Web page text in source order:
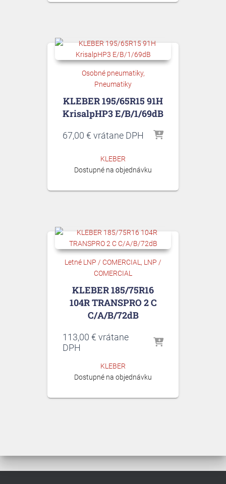
Osobné pneumatiky
Pneumatiky
KLEBER 195/65R15 91H
KrisalpHP3 E/B/1/69dB
67,00 € vrátane DPH
KLEBER
Dostupné na objednávku
Letné LNP / COMERCIAL
LNP /
COMERCIAL
KLEBER 185/75R16
104R TRANSPRO 2 C
C/A/B/72dB
113,00 € vrátane
DPH
KLEBER
Dostupné na objednávku